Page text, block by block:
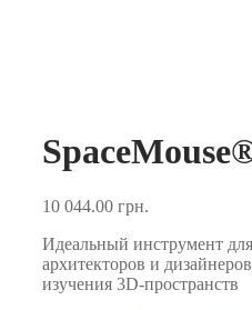
10 044.00 грн.
Идеальный инструмент
архитекторов и
изучения 3D-пространств